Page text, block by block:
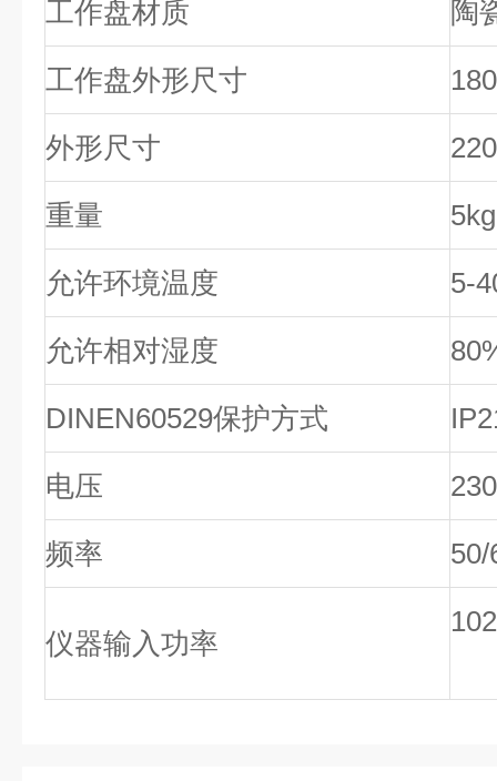
工作盘材质 陶
工作盘外形尺寸
外形尺寸
重量 5kg
允许环境温度 5-
允许相对湿度
DINEN60529保护方式
电压
频率 50/
仪器输入功率